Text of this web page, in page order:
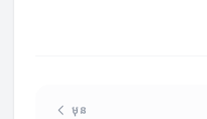
មុន